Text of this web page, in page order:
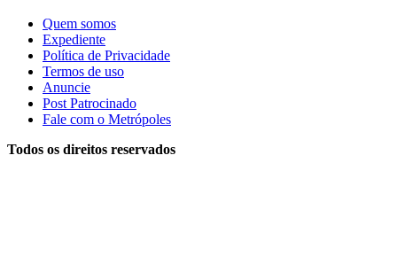
Quem somos
Expediente
Política de Privacidade
Termos de uso
Anuncie
Post Patrocinado
Fale com o Metrópoles
Todos os direitos reservados